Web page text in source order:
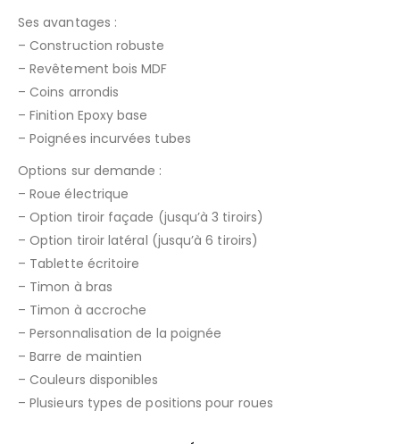
Ses avantages :
– Construction robuste
– Revêtement bois MDF
– Coins arrondis
– Finition Epoxy base
– Poignées incurvées tubes
Options sur demande :
– Roue électrique
– Option tiroir façade (jusqu’à 3 tiroirs)
– Option tiroir latéral (jusqu’à 6 tiroirs)
– Tablette écritoire
– Timon à bras
– Timon à accroche
– Personnalisation de la poignée
– Barre de maintien
– Couleurs disponibles
– Plusieurs types de positions pour roues